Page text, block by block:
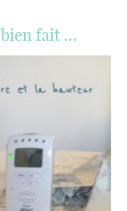
bien fait …